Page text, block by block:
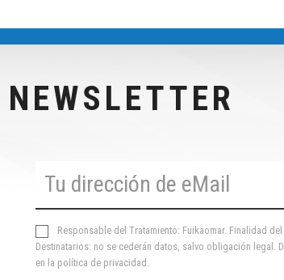
NEWSLETTER
Responsable del Tratamiento: Fuikaomar. Finalidad
Destinatarios: no se cederán datos, salvo obligación legal.
en la política de privacidad